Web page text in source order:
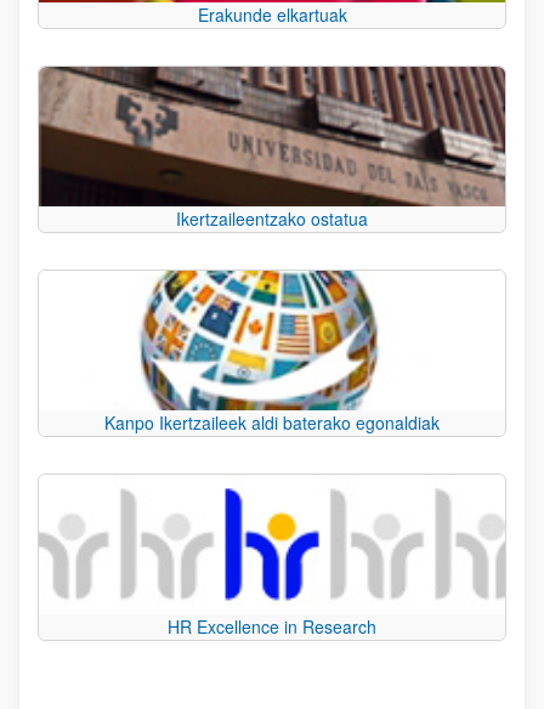
Erakunde elkartuak
Ikertzaileentzako ostatua
Kanpo Ikertzaileek aldi baterako egonaldiak
HR Excellence in Research